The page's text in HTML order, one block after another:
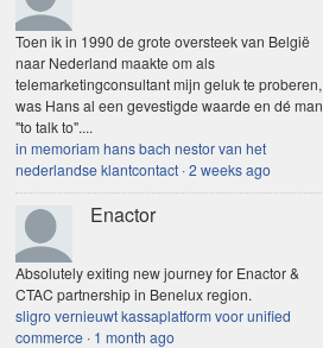
Toen ik in 1990 de grote oversteek van België
naar Nederland maakte om als
telemarketingconsultant mijn geluk te proberen,
was Hans al een gevestigde waarde en dé man
"to talk to"....
in memoriam hans bach nestor van het
nederlandse klantcontact ·2 weeks ago
Enactor
Absolutely exiting new journey for Enactor &
CTAC partnership in Benelux region.
sligro vernieuwt kassaplatform voor unified
commerce · 1 month ago